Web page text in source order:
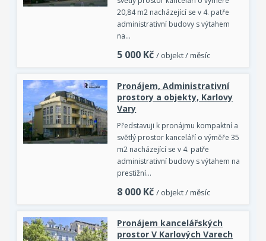
20,84 m2 nacházející se v 4. patře
administrativní budovy s výtahem
na…
5 000 Kč / objekt / měsíc
Pronájem, Administrativní
prostory a objekty, Karlovy
Vary
Představuji k pronájmu kompaktní a
světlý prostor kanceláří o výměře 35
m2 nacházející se v 4. patře
administrativní budovy s výtahem na
prestižní…
8 000 Kč / objekt / měsíc
Pronájem kancelářských
prostor V Karlových Varech